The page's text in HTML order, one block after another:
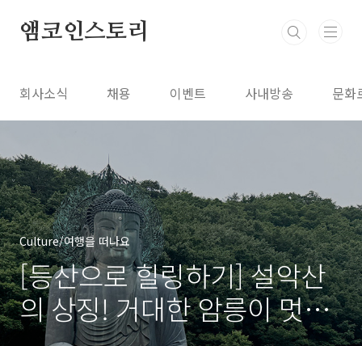
앰코인스토리
회사소식 채용 이벤트 사내방송 문화
Culture/여행을 떠나요
[등산으로 힐링하기] 설악산
의 상징! 거대한 암릉이 멋진